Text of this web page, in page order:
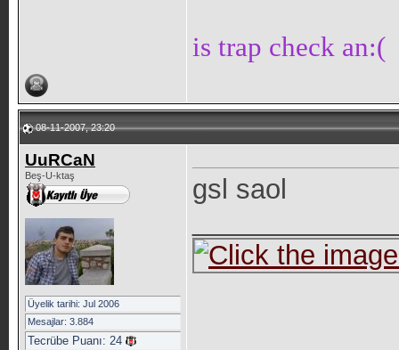
is trap check an:(
08-11-2007, 23:20
UuRCaN
Beş-U-ktaş
Üyelik tarihi: Jul 2006
Mesajlar: 3.884
Tecrübe Puanı: 24
gsl saol